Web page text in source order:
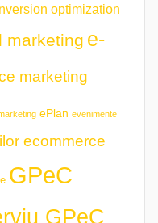
optimization
marketing e-
marketing
ePlan evenimente
ecommerce
GPeC
GPeC